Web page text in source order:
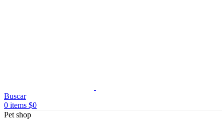
Buscar
0 items $0
Pet shop